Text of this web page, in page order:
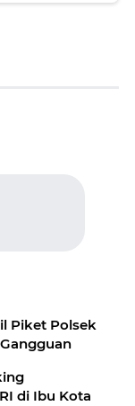
Piket Polsek
di Ibu Kota